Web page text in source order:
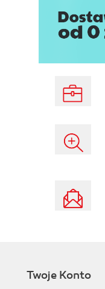
Twoje Konto